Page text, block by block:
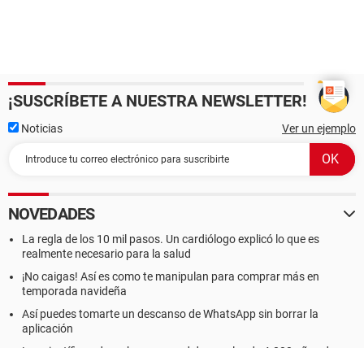
¡SUSCRÍBETE A NUESTRA NEWSLETTER!
Noticias Ver un ejemplo
NOVEDADES
La regla de los 10 mil pasos. Un cardiólogo explicó lo que es
realmente necesario para la salud
¡No caigas! Así es como te manipulan para comprar más en
temporada navideña
Así puedes tomarte un descanso de WhatsApp sin borrar la
aplicación